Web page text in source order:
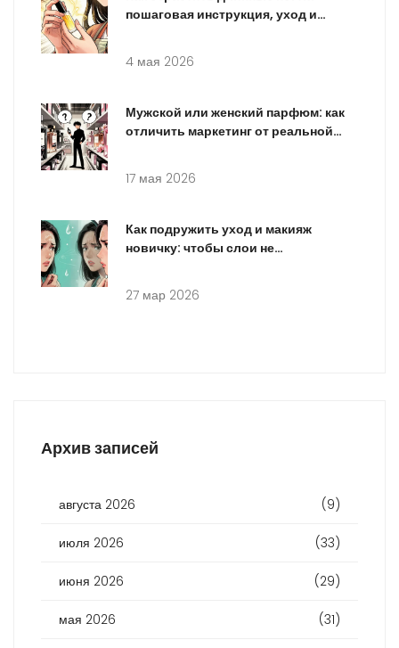
пошаговая инструкция, уход и
4 мая 2026
Мужской или женский парфюм: как
отличить маркетинг от реальной
17 мая 2026
Как подружить уход и макияж
новичку: чтобы слои не
день
27 мар 2026
Архив записей
августа 2026 (9)
июля 2026 (33)
июня 2026 (29)
мая 2026 (31)